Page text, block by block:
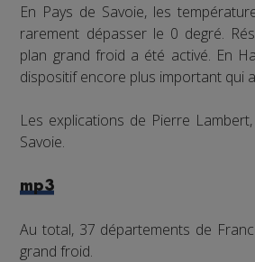
En Pays de Savoie, les
rarement dépasser le 0 degré.
plan grand froid a été activé. En
dispositif encore plus important qui
Les explications de Pierre
Savoie.
mp3
Au total, 37 départements de
grand froid.